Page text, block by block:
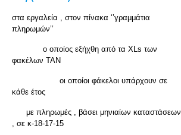
στα εργαλεία , στον πίνακα ‘’γραμμάτια
πληρωμών’’
ο οποίος εξήχθη από τα XLs των
φακέλων ΤΑΝ
οι οποίοι φάκελοι υπάρχουν σε
κάθε έτος
με πληρωμές , βάσει μηνιαίων καταστάσεων
, σε κ-18-17-15